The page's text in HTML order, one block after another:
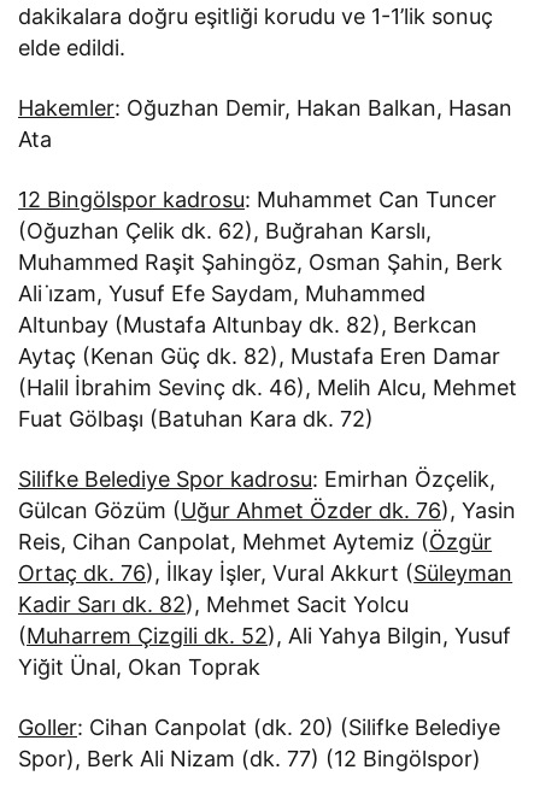
dakikalara doğru eşitliği korudu ve 1-1’lik sonuç
elde edildi.
Hakemler: Oğuzhan Demir, Hakan Balkan, Hasan
Ata
12 Bingölspor kadrosu: Muhammet Can Tuncer
(Oğuzhan Çelik dk. 62), Buğrahan Karslı,
Muhammed Raşit Şahingöz, Osman Şahin, Berk
Ali i̇zam, Yusuf Efe Saydam, Muhammed
Altunbay (Mustafa Altunbay dk. 82), Berkcan
Aytaç (Kenan Güç dk. 82), Mustafa Eren Damar
(Halil İbrahim Sevinç dk. 46), Melih Alcu, Mehmet
Fuat Gölbaşı (Batuhan Kara dk. 72)
Silifke Belediye Spor kadrosu: Emirhan Özçelik,
Gülcan Gözüm (Uğur Ahmet Özder dk. 76), Yasin
Reis, Cihan Canpolat, Mehmet Aytemiz (Özgür
Ortaç dk. 76), İlkay İşler, Vural Akkurt (Süleyman
Kadir Sarı dk. 82), Mehmet Sacit Yolcu
(Muharrem Çizgili dk. 52), Ali Yahya Bilgin, Yusuf
Yiğit Ünal, Okan Toprak
Goller: Cihan Canpolat (dk. 20) (Silifke Belediye
Spor), Berk Ali Nizam (dk. 77) (12 Bingölspor)